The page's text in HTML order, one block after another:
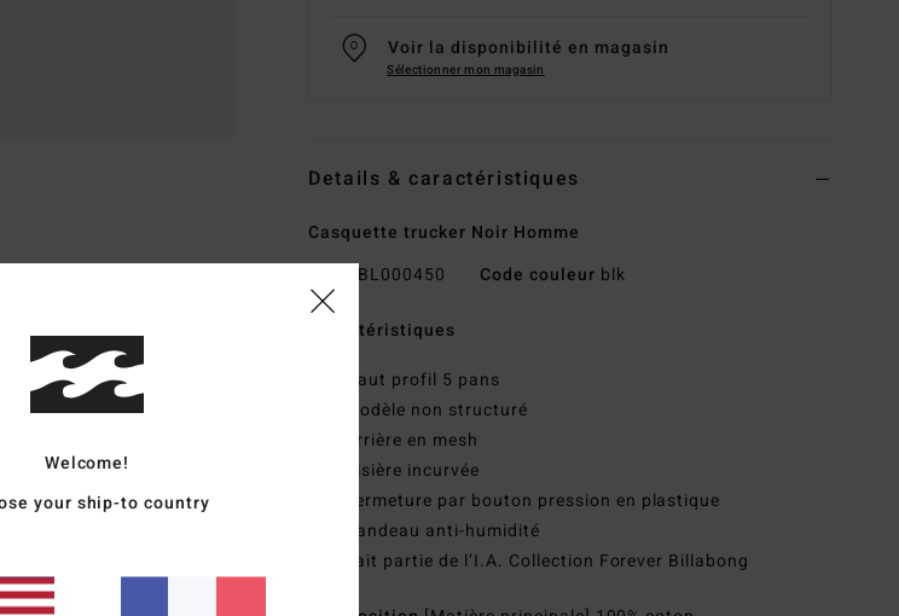
Voir la disponibilité en magasin
Sélectionner mon magasin
Details & caractéristiques
Casquette trucker Noir Homme
BL000450 Code couleur blk
Caractéristiques
Haut profil 5 pans
Modèle non structuré
Arrière en mesh
Visière incurvée
Fermeture par bouton pression en plastique
Bandeau anti-humidité
Fait partie de l’I.A. Collection Forever Billabong
Welcome!
your ship-to country